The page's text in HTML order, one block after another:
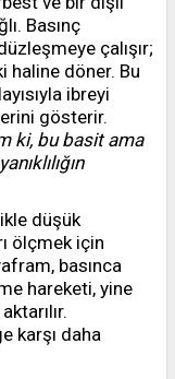
Basınç
çalışır;
haline döner. Bu
ibreyi
gösterir.
ki, bu basit ama
düşük
ölçmek için
basınca
hareketi, yine
karşı daha